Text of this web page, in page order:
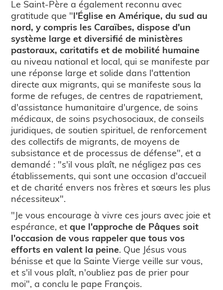
Le Saint-Père a également reconnu avec
gratitude que "l'Église en Amérique, du sud au
nord, y compris les Caraïbes, dispose d'un
système large et diversifié de ministères
pastoraux, caritatifs et de mobilité humaine
au niveau national et local, qui se manifeste par
une réponse large et solide dans l'attention
directe aux migrants, qui se manifeste sous la
forme de refuges, de centres de rapatriement,
d'assistance humanitaire d'urgence, de soins
médicaux, de soins psychosociaux, de conseils
juridiques, de soutien spirituel, de renforcement
des collectifs de migrants, de moyens de
subsistance et de processus de défense", et a
demandé : "s'il vous plaît, ne négligez pas ces
établissements, qui sont une occasion d'accueil
et de charité envers nos frères et sœurs les plus
nécessiteux".
"Je vous encourage à vivre ces jours avec joie et
espérance, etque l'approche de Pâques soit
l'occasion de vous rappeler que tous vos
efforts en valent la peine. Que Jésus vous
bénisse et que la Sainte Vierge veille sur vous,
et s'il vous plaît, n'oubliez pas de prier pour
moi", a conclu le pape François.